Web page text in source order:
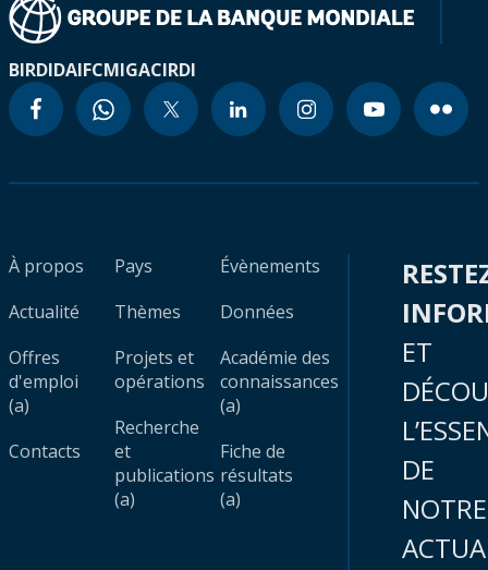
BIRDIDAIFCMIGACIRDI
À propos
Actualité
Offres
d'emploi
(a)
Contacts
Pays
Thèmes
Projets et
opérations
Recherche
et
publications
(a)
Évènements
Données
Académie des
connaissances
(a)
Fiche de
résultats
(a)
ET
DE
NOTRE